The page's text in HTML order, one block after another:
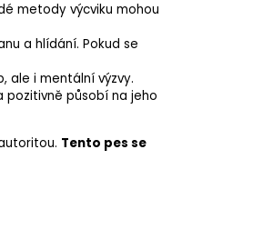
metody výcviku mohou
a hlídání. Pokud se
ale i mentální výzvy.
působí na jeho
Tento pes se